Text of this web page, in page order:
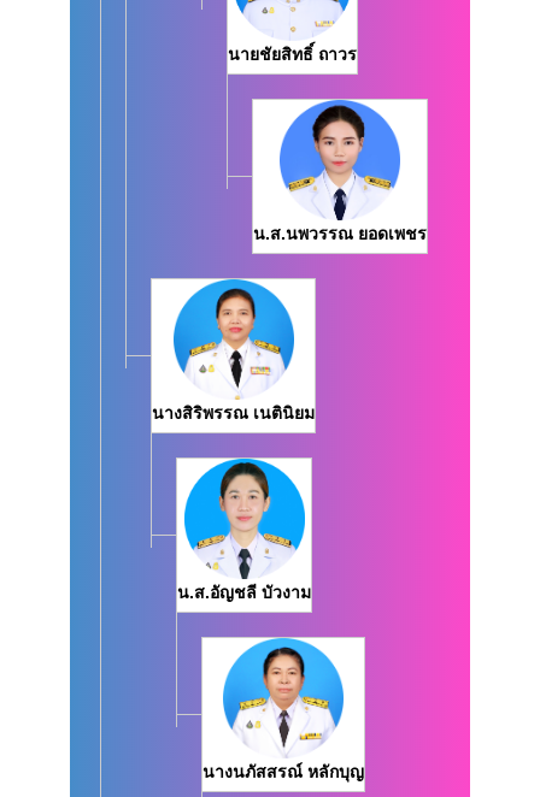
นายชัยสิทธิ์ ถาวร
น.ส.นพวรรณ ยอดเพชร
นางสิริพรรณ เนตินิยม
น.ส.อัญชลี บัวงาม
นางนภัสสรณ์ หลักบุญ